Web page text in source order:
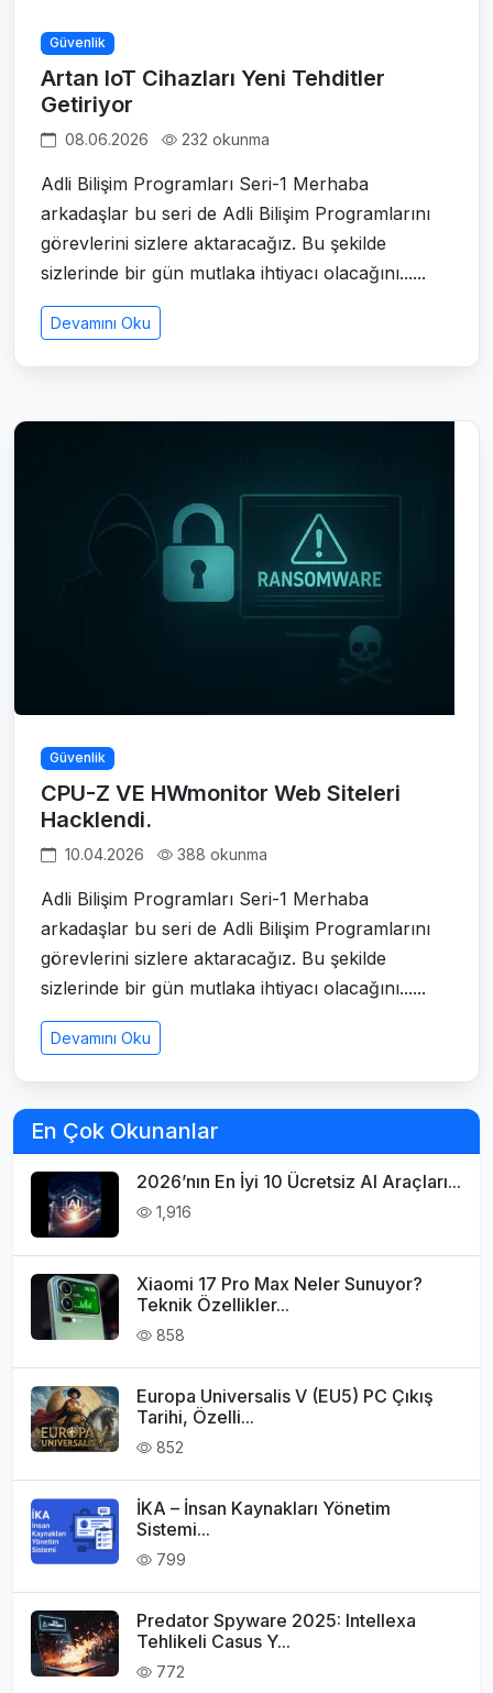
Güvenlik
Artan IoT Cihazları Yeni Tehditler
Getiriyor
08.06.2026 232 okunma
Adli Bilişim Programları Seri-1 Merhaba
arkadaşlar bu seri de Adli Bilişim Programlarını
görevlerini sizlere aktaracağız. Bu şekilde
sizlerinde bir gün mutlaka ihtiyacı olacağını......
Devamını Oku
Güvenlik
CPU-Z VE HWmonitor Web Siteleri
Hacklendi.
10.04.2026 388 okunma
Adli Bilişim Programları Seri-1 Merhaba
arkadaşlar bu seri de Adli Bilişim Programlarını
görevlerini sizlere aktaracağız. Bu şekilde
sizlerinde bir gün mutlaka ihtiyacı olacağını......
Devamını Oku
En Çok Okunanlar
2026’nın En İyi 10 Ücretsiz AI Araçları...
1,916
Xiaomi 17 Pro Max Neler Sunuyor?
Teknik Özellikler...
858
Europa Universalis V (EU5) PC Çıkış
Tarihi, Özelli...
852
İKA – İnsan Kaynakları Yönetim
Sistemi...
799
Predator Spyware 2025: Intellexa
Tehlikeli Casus Y...
772